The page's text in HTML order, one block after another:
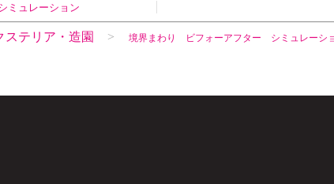
ュレーション
ステリア・造園 境界まわり ビフォーアフター シミュレーシ